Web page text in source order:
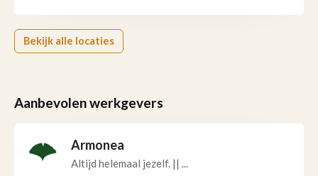
Bekijk alle locaties
Aanbevolen werkgevers
Armonea
Altijd helemaal jezelf. || ...